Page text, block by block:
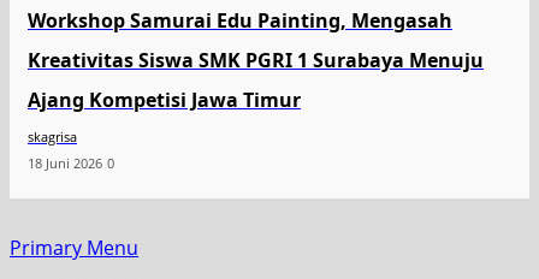
Workshop Samurai Edu Painting, Mengasah
Kreativitas Siswa SMK PGRI 1 Surabaya Menuju
Ajang Kompetisi Jawa Timur
skagrisa
18 Juni 2026 0
Primary Menu